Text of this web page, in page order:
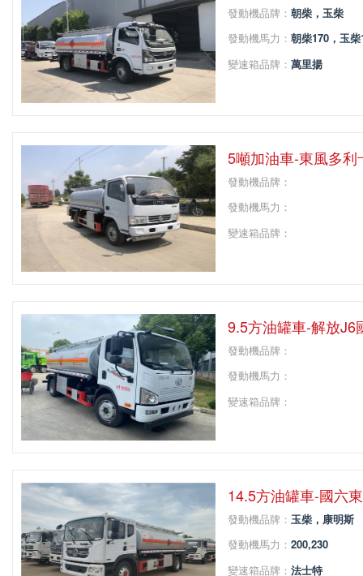
發動機品牌： 朝柴，玉柴
發動機馬力： 朝柴170，玉柴
變速箱品牌： 萬里揚
5噸加油車-東風多
發動機品牌：
發動機馬力：
變速箱品牌：
9.5方油罐車-解放J6
發動機品牌：
發動機馬力：
變速箱品牌：
14.5方油罐車-國六
發動機品牌： 玉柴，康明斯
發動機馬力： 200,230
變速箱品牌： 法士特